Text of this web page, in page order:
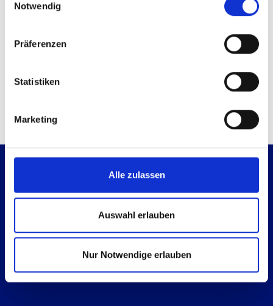
Notwendig
Präferenzen
Statistiken
Marketing
Alle zulassen
Auswahl erlauben
Nur Notwendige erlauben
Kontaktmöglichkeiten
Technische Anfrage
Es geht immer einen Schritt weiter.
Gehen wir ihn gemeinsam.